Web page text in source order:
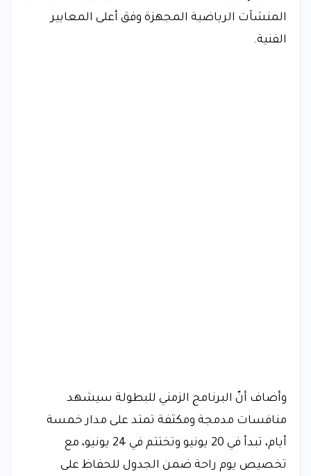
المنشآت الرياضية المجهزة وفق أعلى المعايير
الفنية.
وأضاف أنّ البرنامج الزمني للبطولة سيشهد
منافسات مدمجة ومكثفة تمتد على مدار خمسة
أيام، تبدأ في 20 يونيو وتختتم في 24 يونيو، مع
تخصيص يوم راحة ضمن الجدول للحفاظ على